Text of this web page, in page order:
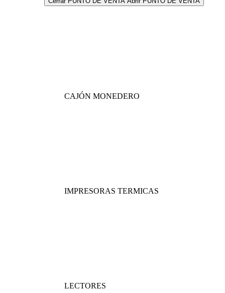
CAJÓN MONEDERO
IMPRESORAS TERMICAS
LECTORES